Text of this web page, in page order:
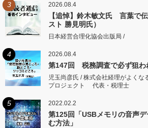
3 2026.08.4
【追悼】鈴木敏文氏 言葉で
スト 勝見明氏）
日本経営合理化協会出版局 /
4 2026.08.4
第147回 税務調査で必ず狙わ
児玉尚彦氏 / 株式会社経理がよく
プロジェクト 代表・税理士
5 2022.02.2
第125回「USBメモリの音声
む方法」